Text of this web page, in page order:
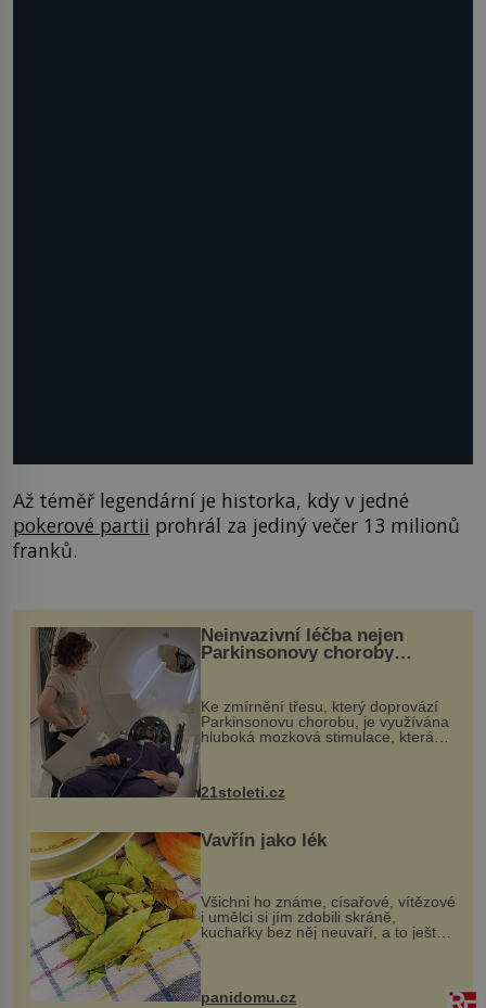
Až téměř legendární je historka, kdy v jedné
pokerové partii prohrál za jediný večer 13 milionů
franků.
Neinvazivní léčba nejen
Parkinsonovy choroby
Ke zmírnění třesu, který doprovází
Parkinsonovu chorobu, je využívána
hluboká mozková stimulace, která
však vyžaduje vysoce invazivní
zákrok. Ultrazvuk zase není vhodný
k dostatečně přesnému zacílení ...
21stoleti.cz
Vavřín jako lék
Všichni ho známe, císařové, vítězové
i umělci si jím zdobili skráně,
kuchařky bez něj neuvaří, a to ještě
nevíte, že bobkový list může výrazně
zmírnit některé naše neduhy.
Obsahuje v malém množství ně...
panidomu.cz